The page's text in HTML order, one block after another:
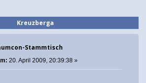
Kreuzberga
Stammtisch
20. April 2009, 20:39:38 »